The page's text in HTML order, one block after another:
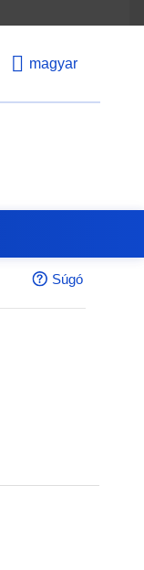
magyar
Súgó